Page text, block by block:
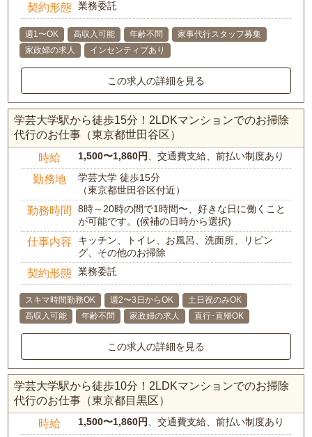
契約形態 業務委託
週1〜OK 高収入可能 年齢不問
家事代行スタッフ募集
家政婦の求人
インセンティブあり
この求人の詳細を見る
学芸大学駅から徒歩15分！2LDKマンションでのお掃除
代行のお仕事（東京都世田谷区）
時給 1,500〜1,860円、交通費支給、前払い制度あり
勤務地
学芸大学 徒歩15分
（東京都世田谷区付近）
勤務時間
8時～20時の間で1時間〜、好きな日に働くこと
が可能です。(候補の日時から選択)
仕事内容
キッチン、トイレ、お風呂、洗面所、リビン
グ、その他のお掃除
契約形態 業務委託
スキマ時間勤務OK 週2〜3日からOK
土日祝のみOK
高収入可能
年齢不問 家政婦の求人 直行･直帰OK
この求人の詳細を見る
学芸大学駅から徒歩10分！2LDKマンションでのお掃除
代行のお仕事（東京都目黒区）
時給 1,500〜1,860円、交通費支給、前払い制度あり